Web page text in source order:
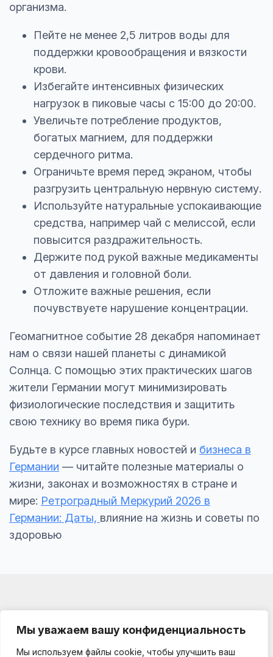
Мы уважаем вашу конфиденциальность
Мы используем файлы cookie, чтобы улучшить ваш
организма.
Пейте не менее 2,5 литров воды для
поддержки кровообращения и вязкости
крови.
Избегайте интенсивных физических
нагрузок в пиковые часы с 15:00 до 20:00.
Увеличьте потребление продуктов,
богатых магнием, для поддержки
сердечного ритма.
Ограничьте время перед экраном, чтобы
разгрузить центральную нервную систему.
Используйте натуральные успокаивающие
средства, например чай с мелиссой, если
повысится раздражительность.
Держите под рукой важные медикаменты
от давления и головной боли.
Отложите важные решения, если
почувствуете нарушение концентрации.
Геомагнитное событие 28 декабря напоминает
нам о связи нашей планеты с динамикой
Солнца. С помощью этих практических шагов
жители Германии могут минимизировать
физиологические последствия и защитить
свою технику во время пика бури.
Будьте в курсе главных новостей и бизнеса в
Германии — читайте полезные материалы о
жизни, законах и возможностях в стране и
мире: Ретроградный Меркурий 2026 в
Германии: Даты, влияние на жизнь и советы по
здоровью
Impressum